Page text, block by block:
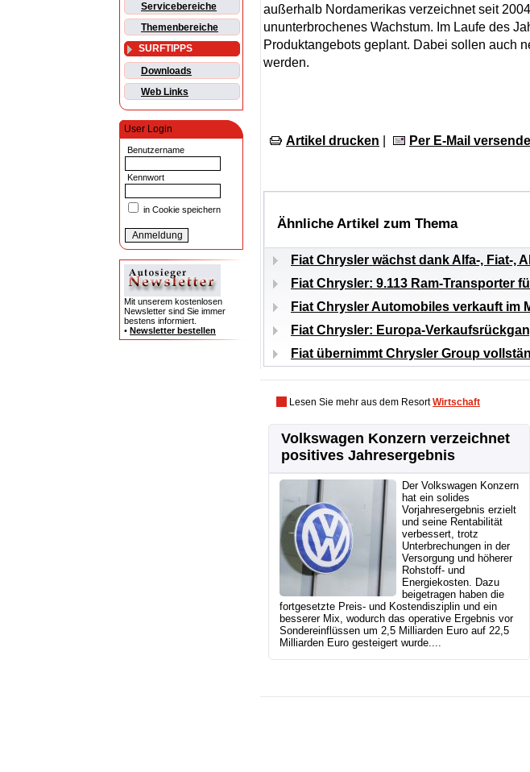
Servicebereiche
Themenbereiche
SURFTIPPS
Downloads
Web Links
User Login
Benutzername
Kennwort
in Cookie speichern
Mit unserem kostenlosen
Newsletter sind Sie immer
bestens informiert.
• Newsletter bestellen
außerhalb Nordamerikas verzeichnet seit
ununterbrochenes Wachstum. Im Laufe des
Produktangebots geplant. Dabei sollen auch
werden.
Artikel drucken Per E-Mail
Ähnliche Artikel zum Thema
Fiat Chrysler wächst dank Alfa-, Fiat-,
Fiat Chrysler: 9.113 Ram-Transporter
Fiat Chrysler Automobiles verkauft im
Fiat Chrysler: Europa-
Fiat übernimmt Chrysler Group
Lesen Sie mehr aus dem ResortWirtschaft
Volkswagen Konzern verzeichnet
positives Jahresergebnis
Der Volkswagen Konzern
hat ein solides
Vorjahresergebnis erzielt
und seine Rentabilität
verbessert, trotz
Unterbrechungen in der
Versorgung und höherer
Rohstoff- und
Energiekosten. Dazu
beigetragen haben die
fortgesetzte Preis- und Kostendisziplin und ein
besserer Mix, wodurch das operative Ergebnis vor
Sondereinflüssen um 2,5 Milliarden Euro auf 22,5
Milliarden Euro gesteigert wurde....